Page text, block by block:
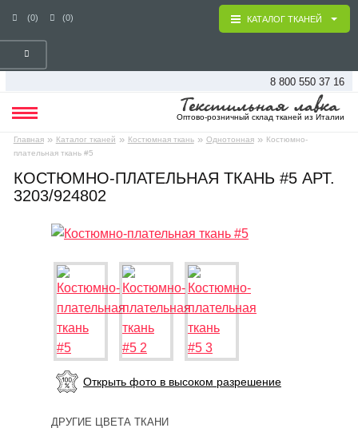
(0) (0)
8 800 550 37 16
Оптово-розничный склад тканей из Италии
Главная » Каталог тканей » Костюмная ткань » Однотонная » Костюмно-
плательная ткань #5
КАТАЛОГ ТКАНЕЙ
КОСТЮМНО-ПЛАТЕЛЬНАЯ ТКАНЬ #5 АРТ.
3203/924802
Открыть фото в высоком разрешение
ДРУГИЕ ЦВЕТА ТКАНИ